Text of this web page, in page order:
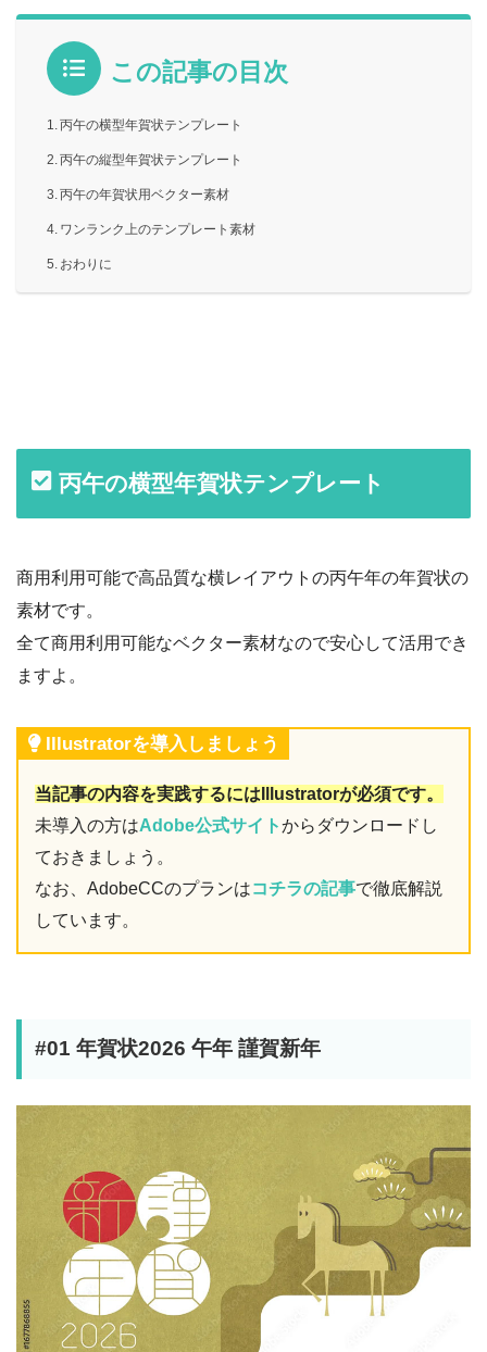
この記事の目次
丙午の横型年賀状テンプレート
丙午の縦型年賀状テンプレート
丙午の年賀状用ベクター素材
ワンランク上のテンプレート素材
おわりに
丙午の横型年賀状テンプレート
商用利用可能で高品質な横レイアウトの丙午年の年賀状の
素材です。
全て商用利用可能なベクター素材なので安心して活用でき
ますよ。
Illustratorを導入しましょう
当記事の内容を実践するにはIllustratorが必須です。
未導入の方はAdobe公式サイトからダウンロードし
ておきましょう。
なお、AdobeCCのプランはコチラの記事で徹底解説
しています。
#01 年賀状2026 午年 謹賀新年